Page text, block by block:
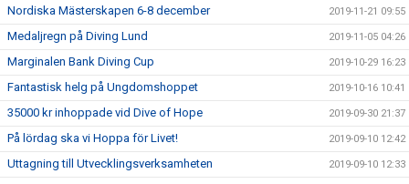
Nordiska Mästerskapen 6-8 december 2019-11-21 09:55
Medaljregn på Diving Lund 2019-11-05 04:26
Marginalen Bank Diving Cup 2019-10-29 16:23
Fantastisk helg på Ungdomshoppet 2019-10-16 10:41
35000 kr inhoppade vid Dive of Hope 2019-09-30 21:37
På lördag ska vi Hoppa för Livet! 2019-09-10 12:42
Uttagning till Utvecklingsverksamheten 2019-09-10 12:33